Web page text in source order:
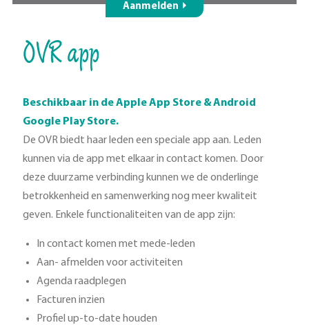
Aanmelden
OVR app
Beschikbaar in de Apple App Store & Android
Google Play Store.
De OVR biedt haar leden een speciale app aan. Leden
kunnen via de app met elkaar in contact komen. Door
deze duurzame verbinding kunnen we de onderlinge
betrokkenheid en samenwerking nog meer kwaliteit
geven. Enkele functionaliteiten van de app zijn:
In contact komen met mede-leden
Aan- afmelden voor activiteiten
Agenda raadplegen
Facturen inzien
Profiel up-to-date houden